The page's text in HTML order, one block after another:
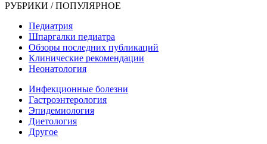
РУБРИКИ / ПОПУЛЯРНОЕ
Педиатрия
Шпаргалки педиатра
Обзоры последних публикаций
Клинические рекомендации
Неонатология
Инфекционные болезни
Гастроэнтерология
Эпидемиология
Диетология
Другое